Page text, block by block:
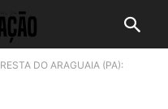
DO ARAGUAIA (PA):